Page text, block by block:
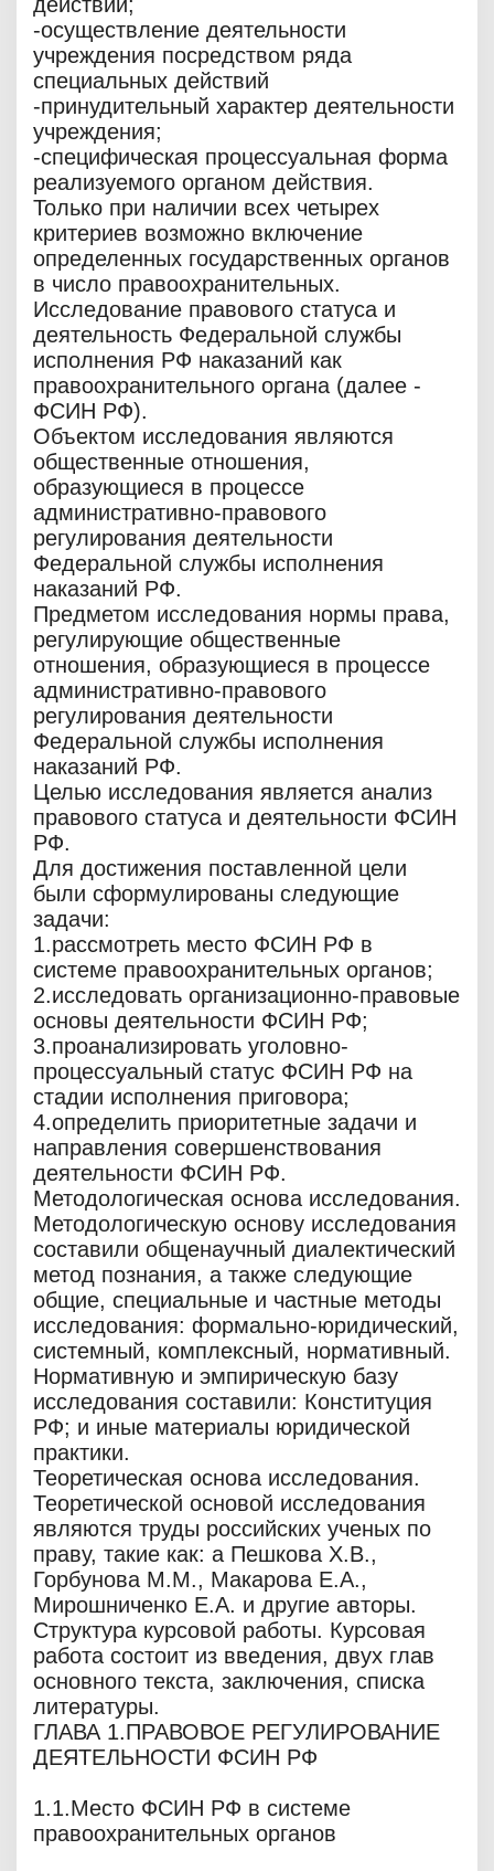
-осуществление деятельности
учреждения посредством ряда
специальных действий
-принудительный характер деятельности
учреждения;
-специфическая процессуальная форма
реализуемого органом действия.
Только при наличии всех четырех
критериев возможно включение
определенных государственных органов
в число правоохранительных.
Исследование правового статуса и
деятельность Федеральной службы
исполнения РФ наказаний как
правоохранительного органа (далее -
ФСИН РФ).
Объектом исследования являются
общественные отношения,
образующиеся в процессе
административно-правового
регулирования деятельности
Федеральной службы исполнения
наказаний РФ.
Предметом исследования нормы права,
регулирующие общественные
отношения, образующиеся в процессе
административно-правового
регулирования деятельности
Федеральной службы исполнения
наказаний РФ.
Целью исследования является анализ
правового статуса и деятельности ФСИН
РФ.
Для достижения поставленной цели
были сформулированы следующие
задачи:
1.рассмотреть место ФСИН РФ в
системе правоохранительных органов;
2.исследовать организационно-правовые
основы деятельности ФСИН РФ;
3.проанализировать уголовно-
процессуальный статус ФСИН РФ на
стадии исполнения приговора;
4.определить приоритетные задачи и
направления совершенствования
деятельности ФСИН РФ.
Методологическая основа исследования.
Методологическую основу исследования
составили общенаучный диалектический
метод познания, а также следующие
общие, специальные и частные методы
исследования: формально-юридический,
системный, комплексный, нормативный.
Нормативную и эмпирическую базу
исследования составили: Конституция
РФ; и иные материалы юридической
практики.
Теоретическая основа исследования.
Теоретической основой исследования
являются труды российских ученых по
праву, такие как: а Пешкова Х.В.,
Горбунова М.М., Макарова Е.А.,
Мирошниченко Е.А. и другие авторы.
Структура курсовой работы. Курсовая
работа состоит из введения, двух глав
основного текста, заключения, списка
литературы.
ГЛАВА 1.ПРАВОВОЕ РЕГУЛИРОВАНИЕ
ДЕЯТЕЛЬНОСТИ ФСИН РФ
1.1.Место ФСИН РФ в системе
правоохранительных органов